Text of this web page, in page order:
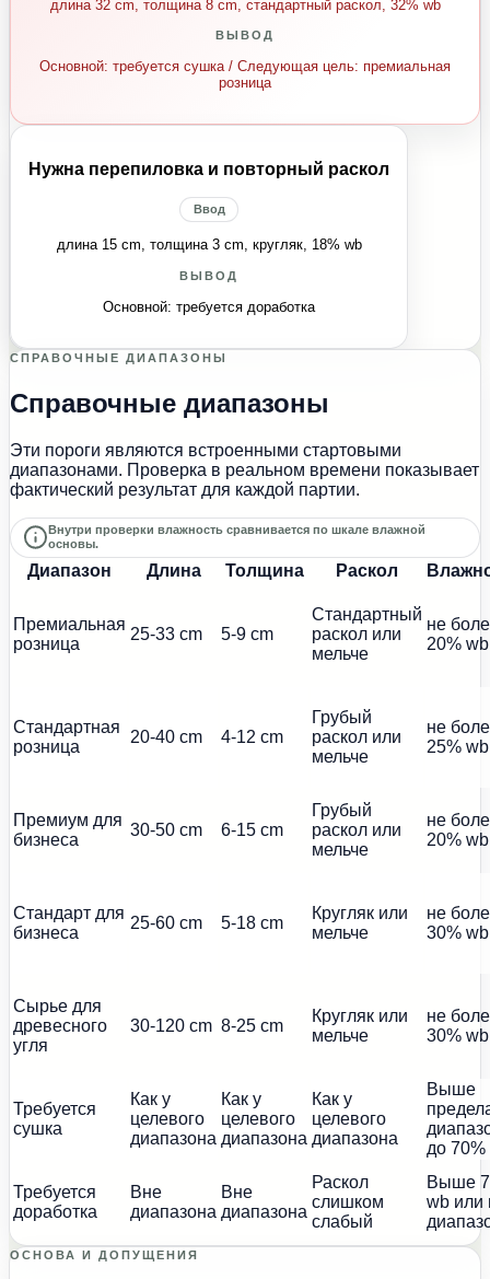
длина 32 cm, толщина 8 cm, стандартный раскол, 32% wb
ВЫВОД
Основной: требуется сушка / Следующая цель: премиальная
розница
Нужна перепиловка и повторный раскол
Ввод
длина 15 cm, толщина 3 cm, кругляк, 18% wb
ВЫВОД
Основной: требуется доработка
СПРАВОЧНЫЕ ДИАПАЗОНЫ
Справочные диапазоны
Эти пороги являются встроенными стартовыми
диапазонами. Проверка в реальном времени показывает
фактический результат для каждой партии.
Внутри проверки влажность сравнивается по шкале влажной
основы.
Диапазон Длина Толщина Раскол
Премиальная
розница
25-33 cm 5-9 cm
Стандартный
раскол или
мельче
не
20% wb
Стандартная
розница
20-40 cm 4-12 cm
Грубый
раскол или
мельче
не
25% wb
Премиум для
бизнеса
30-50 cm 6-15 cm
Грубый
раскол или
мельче
не
20% wb
Стандарт для
бизнеса
25-60 cm 5-18 cm
Кругляк или
мельче
не
30% wb
Сырье для
древесного
угля
30-120 cm 8-25 cm
Кругляк или
мельче
не
30% wb
Требуется
сушка
Как у
целевого
диапазона
Как у
целевого
диапазона
Как у
целевого
диапазона
Выше
до 70%
Требуется
доработка
Вне
диапазона
Вне
диапазона
Раскол
слишком
слабый
Выше
wb или
ОСНОВА И ДОПУЩЕНИЯ